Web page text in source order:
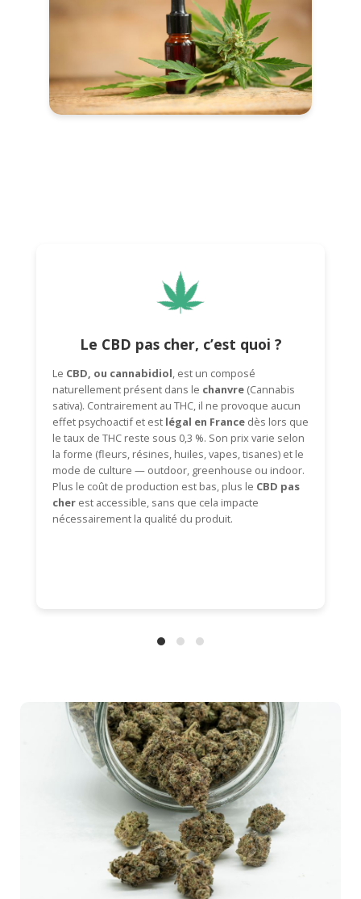
Le CBD pas cher, c’est quoi ?
Le CBD, ou cannabidiol, est un composé
naturellement présent dans le chanvre (Cannabis
sativa). Contrairement au THC, il ne provoque aucun
effet psychoactif et est légal en France dès lors que
le taux de THC reste sous 0,3 %. Son prix varie selon
la forme (fleurs, résines, huiles, vapes, tisanes) et le
mode de culture — outdoor, greenhouse ou indoor.
Plus le coût de production est bas, plus le CBD pas
cher est accessible, sans que cela impacte
nécessairement la qualité du produit.